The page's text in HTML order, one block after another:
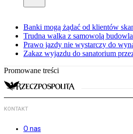
Banki mogą żądać od klientów
Trudna walka z samowolą
Prawo jazdy nie wystarczy do
Zakaz wyjazdu do sanatorium
Promowane treści
KONTAKT
O nas